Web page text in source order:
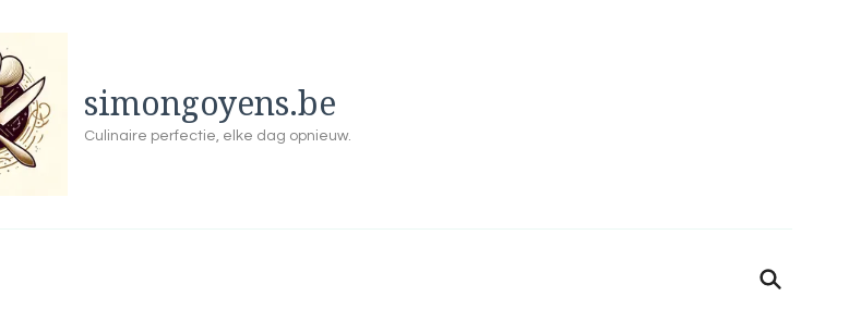
simongoyens.be
Culinaire perfectie, elke dag opnieuw.